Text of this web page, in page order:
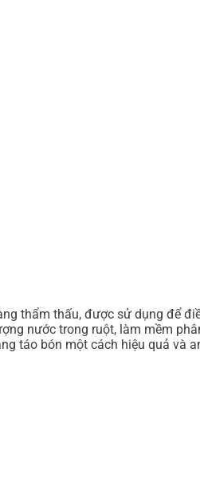
thẩm thấu, được sử dụng để
nước trong ruột, làm mềm
táo bón một cách hiệu quả